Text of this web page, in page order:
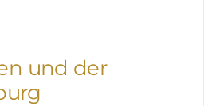
und der